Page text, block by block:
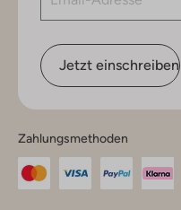
Jetzt einschreiben
Zahlungsmethoden